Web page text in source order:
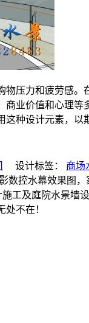
压力和疲劳感。
业价值和心理等
种设计元素，以
设计标签： 商场
数控水幕效果图
工及庭院水景墙
处不在！